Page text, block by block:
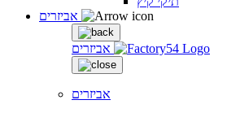
אביזרים
אביזרים